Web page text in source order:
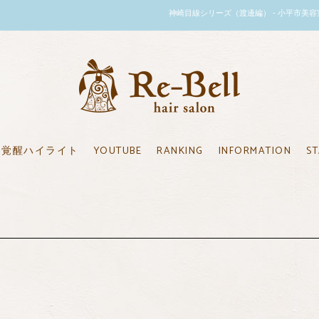
神崎目線シリーズ（渡邊編） - 小平市美
覚醒ハイライト YOUTUBE RANKING INFORMATION